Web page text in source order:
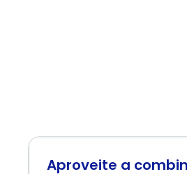
Aproveite a